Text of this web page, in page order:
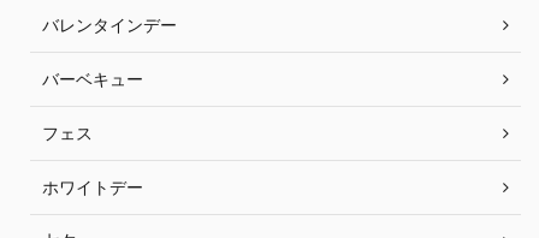
バレンタインデー
バーベキュー
フェス
ホワイトデー